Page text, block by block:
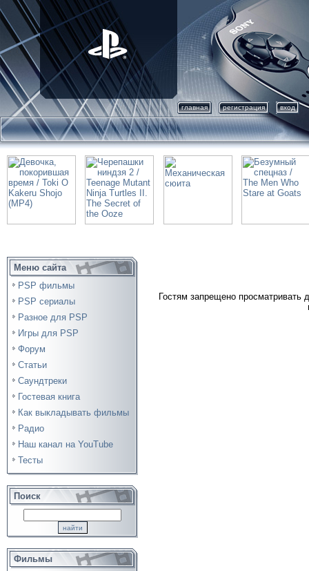
главная регистрация вход
Меню сайта
PSP фильмы
PSP сериалы
Разное для PSP
Игры для PSP
Форум
Статьи
Саундтреки
Гостевая книга
Как выкладывать фильмы
Радио
Наш канал на YouTube
Тесты
Поиск
Фильмы
Гостям запрещено просматривать